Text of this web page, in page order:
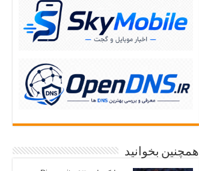
همچنین بخوانید